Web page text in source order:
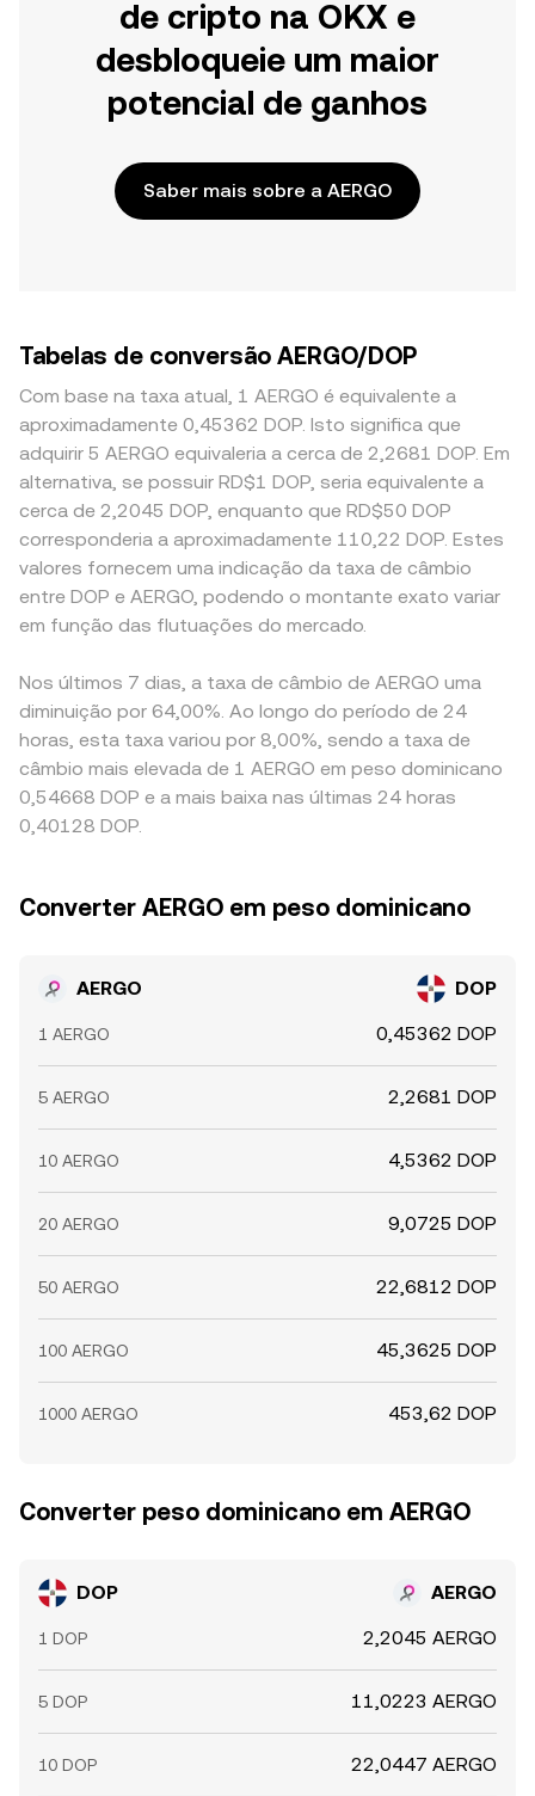
de cripto na OKX e
desbloqueie um maior
potencial de ganhos
Saber mais sobre a AERGO
Tabelas de conversão AERGO/DOP
Com base na taxa atual, 1 AERGO é equivalente a
aproximadamente 0,45362 DOP. Isto significa que
adquirir 5 AERGO equivaleria a cerca de 2,2681 DOP. Em
alternativa, se possuir RD$1 DOP, seria equivalente a
cerca de 2,2045 DOP, enquanto que RD$50 DOP
corresponderia a aproximadamente 110,22 DOP. Estes
valores fornecem uma indicação da taxa de câmbio
entre DOP e AERGO, podendo o montante exato variar
em função das flutuações do mercado.
Nos últimos 7 dias, a taxa de câmbio de AERGO uma
diminuição por 64,00%. Ao longo do período de 24
horas, esta taxa variou por 8,00%, sendo a taxa de
câmbio mais elevada de 1 AERGO em peso dominicano
0,54668 DOP e a mais baixa nas últimas 24 horas
0,40128 DOP.
Converter AERGO em peso dominicano
AERGO DOP
1 AERGO 0,45362 DOP
5 AERGO 2,2681 DOP
10 AERGO 4,5362 DOP
20 AERGO 9,0725 DOP
50 AERGO 22,6812 DOP
100 AERGO 45,3625 DOP
1000 AERGO 453,62 DOP
Converter peso dominicano em AERGO
DOP AERGO
1 DOP 2,2045 AERGO
5 DOP 11,0223 AERGO
10 DOP 22,0447 AERGO